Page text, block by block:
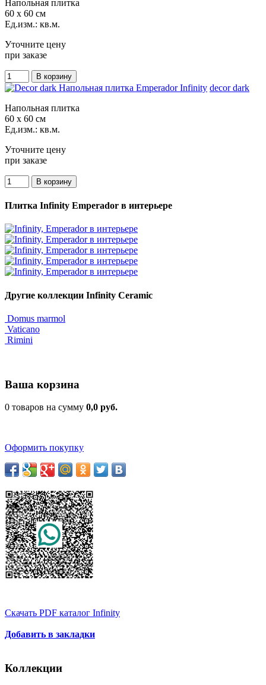
Напольная плитка
60 x 60 см
Ед.изм.: кв.м.
Уточните цену
при заказе
decor dark
Напольная плитка
60 x 60 см
Ед.изм.: кв.м.
Уточните цену
при заказе
Плитка Infinity Emperador в интерьере
Другие коллекции Infinity Ceramic
Domus marmol
Vaticano
Rimini
Ваша корзина
0 товаров на сумму 0,0 руб.
Оформить покупку
Скачать PDF каталог Infinity
Добавить в закладки
Коллекции